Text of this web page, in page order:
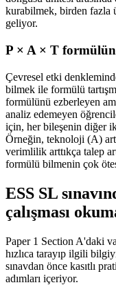
kurabilmek, birden fazla
geliyor.
P × A × T
Çevresel etki
bilmek ile formülü
formülünü ezberleyen
analiz edemeyen
için, her bileşenin diğer
Örneğin, teknoloji (A)
verimlilik arttıkça talep
formülü bilmenin çok
ESS SL
çalışması
Paper 1 Section A'daki
hızlıca tarayıp ilgili
sınavdan önce kasıtlı
adımları içeriyor.